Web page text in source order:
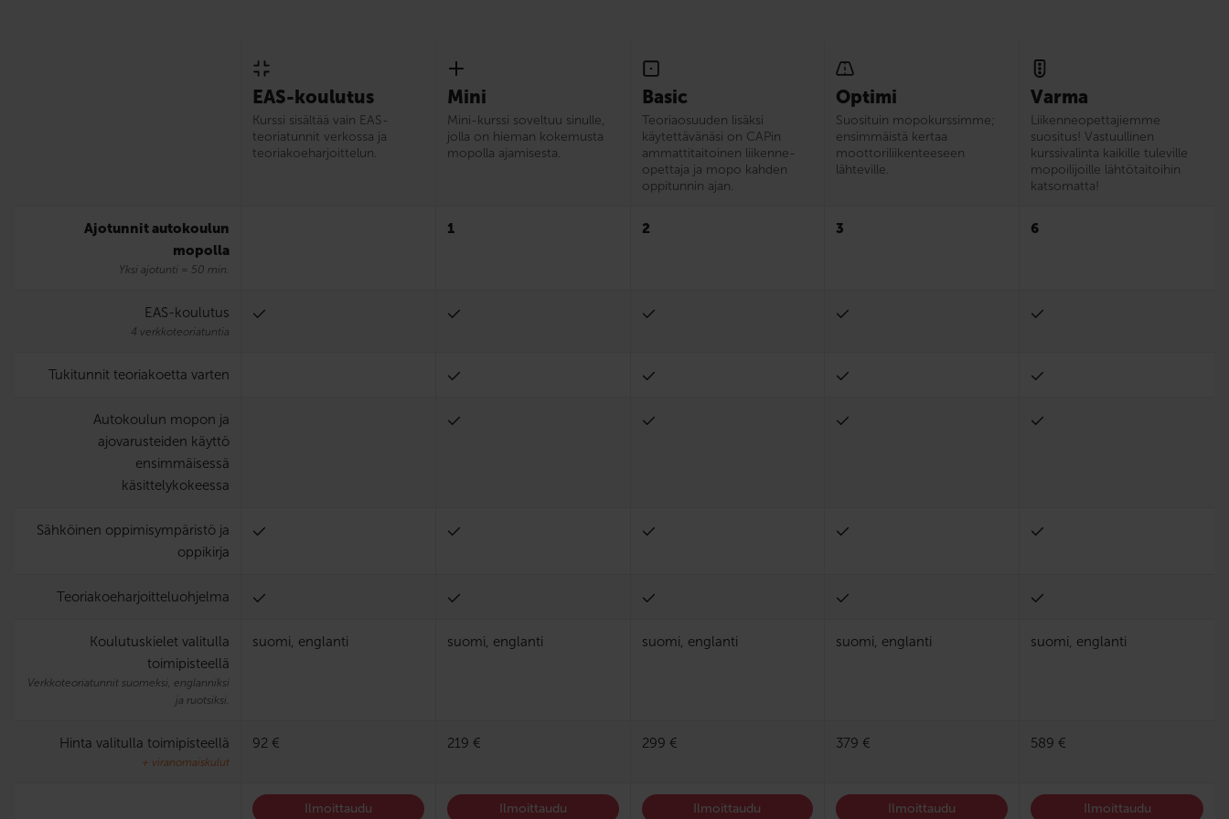
EAS-koulutus
Kurssi sisältää vain EAS-
teoriatunnit verkossa ja
teoriakoeharjoittelun.
Mini
Mini-kurssi soveltuu sinulle,
jolla on hieman kokemusta
mopolla ajamisesta.
Basic
Teoriaosuuden lisäksi
käytettävänäsi on CAPin
ammattitaitoinen liikenne­
opettaja ja mopo kahden
oppitunnin ajan.
Optimi
Suosituin mopokurssimme;
ensimmäistä kertaa
moottoriliikenteeseen
lähteville.
Varma
Liikenne­opettajiemme
suositus! Vastuullinen
kurssivalinta kaikille tuleville
mopoilijoille lähtötaitoihin
katsomatta!
Ajotunnit autokoulun
mopolla
Yksi ajotunti = 50 min.
1 2 3 6
EAS-koulutus
4 verkkoteoriatuntia
Tukitunnit teoriakoetta varten
Autokoulun mopon ja
ajovarusteiden käyttö
ensimmäisessä
käsittelykokeessa
Sähköinen oppimisympäristö ja
oppikirja
Teoria­koe­harjoittelu­ohjelma
Koulutuskielet valitulla
toimipisteellä
Verkkoteoriatunnit suomeksi, englanniksi
ja ruotsiksi.
suomi, englanti suomi, englanti suomi, englanti suomi, englanti suomi, englanti
Hinta valitulla toimipisteellä
+ viranomaiskulut
92 € 219 € 299 € 379 € 589 €
Ilmoittaudu Ilmoittaudu Ilmoittaudu Ilmoittaudu Ilmoittaudu